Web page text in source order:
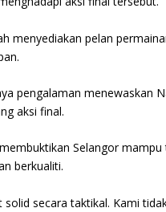
menyediakan pelan
pengalaman menewaskan
aksi final.
Selangor
berkualiti.
secara taktikal. Kami